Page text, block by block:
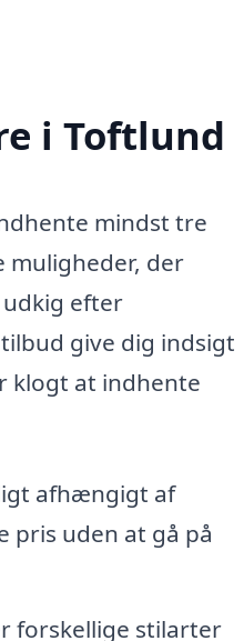
i Toftlund
mindst tre
muligheder, der
efter
give dig indsigt
klogt at indhente
afhængigt af
pris uden at gå på
forskellige stilarter